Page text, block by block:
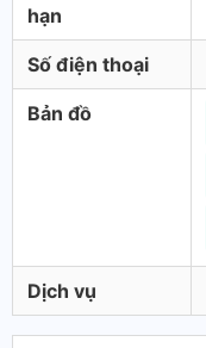
hạn
Số điện thoại
Bản đồ
Dịch vụ